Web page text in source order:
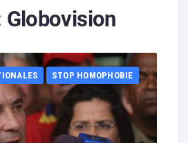
Globovision
STOP HOMOPHOBIE